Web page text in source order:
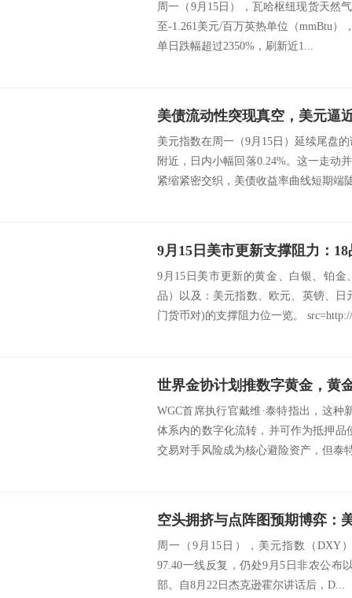
周一（9月15日），瓦哈枢纽现货天然
至-1.261美元/百万英热单位（mmBtu）
单日跌幅超过2350%，刷新近1...
美元指数在周一（9月15日）延续尾盘
附近，日内小幅回落0.24%。这一走动
紧缩紧密交织，美债收益率曲线短期端
9月15日美市更新的黄金、白银、铂
品）以及：美元指数、欧元、英镑、
门货币对)的支撑阻力位一览。
世界金协计划推数字黄金，黄
WGC首席执行官戴维·泰特指出，这种
体系内的数字化流转，并可作为抵押品
交易对手风险成为核心避险资产，但泰
周一（9月15日），美元指数（DXY
97.40一线反复，仍处9月5日非农公布
部。自8月22日杰克逊霍尔讲话后，D...